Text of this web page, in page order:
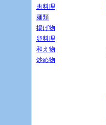
肉料理
麺類
揚げ物
卵料理
和え物
炒め物